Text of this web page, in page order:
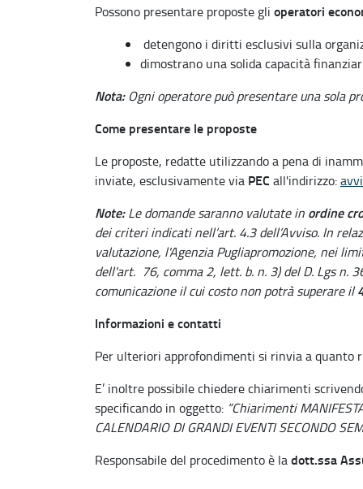
Possono presentare proposte gli operatori
detengono i diritti esclusivi sulla
dimostrano una solida capacità
Nota: Ogni operatore può presentare una sola
Come presentare le proposte
Le proposte, redatte utilizzando a pena di
inviate, esclusivamente via PEC all'indirizzo:
Note:Le domande saranno valutate in ordine
dei criteri indicati nell’art. 4.3 dell’Avviso. In
valutazione, l'Agenzia Pugliapromozione, nei
dell'art. 76, comma 2, lett. b. n. 3) del D. Lgs n.
comunicazione il cui costo non potrà superare il
Informazioni e contatti
Per ulteriori approfondimenti si rinvia a quanto
E’ inoltre possibile chiedere chiarimenti
specificando in oggetto: “Chiarimenti
CALENDARIO DI GRANDI EVENTI SECONDO
Responsabile del procedimento è ladott.ssa